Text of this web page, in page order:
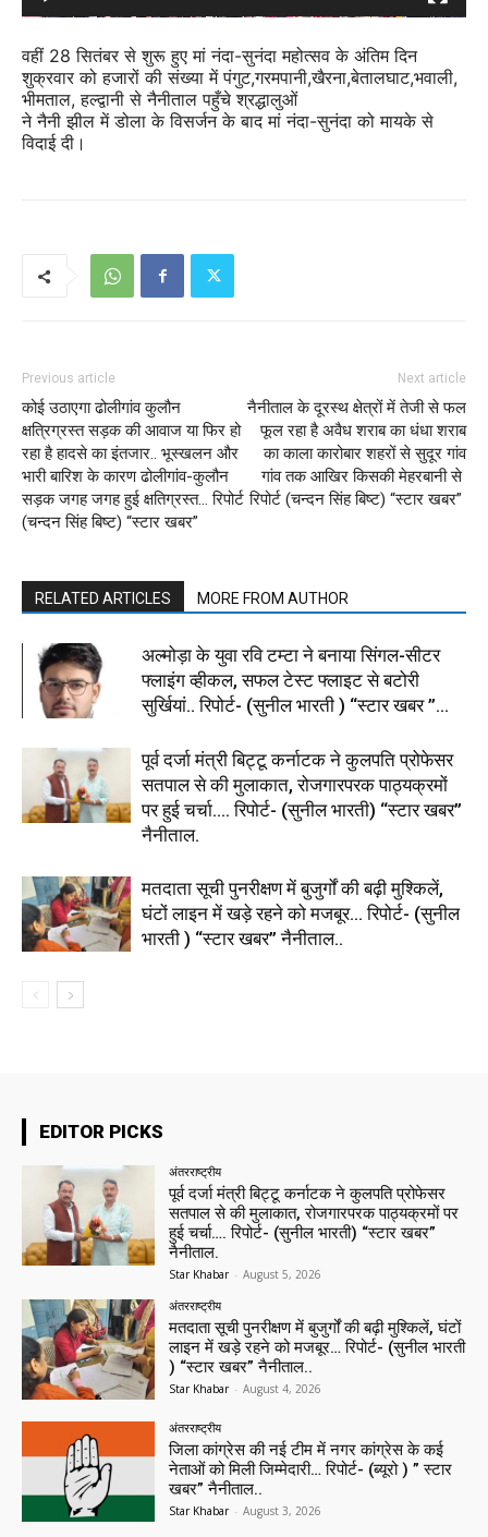
वहीं 28 सितंबर से शुरू हुए मां नंदा-सुनंदा महोत्सव के अंतिम दिन
शुक्रवार को हजारों की संख्या में पंगुट,गरमपानी,खैरना,बेतालघाट,भवाली,
भीमताल, हल्द्वानी से नैनीताल पहुँचे श्रद्धालुओं
ने नैनी झील में डोला के विसर्जन के बाद मां नंदा-सुनंदा को मायके से
विदाई दी।
Previous article
कोई उठाएगा ढोलीगांव कुलौन
क्षत्रिग्रस्त सड़क की आवाज या फिर हो
रहा है हादसे का इंतजार.. भूस्खलन और
भारी बारिश के कारण ढोलीगांव-कुलौन
सड़क जगह जगह हुई क्षतिग्रस्त… रिपोर्ट
(चन्दन सिंह बिष्ट) “स्टार खबर”
Next article
नैनीताल के दूरस्थ क्षेत्रों में तेजी से फल
फूल रहा है अवैध शराब का धंधा शराब
का काला कारोबार शहरों से सुदूर गांव
गांव तक आखिर किसकी मेहरबानी से
रिपोर्ट (चन्दन सिंह बिष्ट) “स्टार खबर”
RELATED ARTICLES MORE FROM AUTHOR
अल्मोड़ा के युवा रवि टम्टा ने बनाया सिंगल-सीटर
फ्लाइंग व्हीकल, सफल टेस्ट फ्लाइट से बटोरी
सुर्खियां.. रिपोर्ट- (सुनील भारती ) “स्टार खबर ”...
पूर्व दर्जा मंत्री बिट्टू कर्नाटक ने कुलपति प्रोफेसर
सतपाल से की मुलाकात, रोजगारपरक पाठ्यक्रमों
पर हुई चर्चा…. रिपोर्ट- (सुनील भारती) “स्टार खबर”
नैनीताल.
मतदाता सूची पुनरीक्षण में बुजुर्गों की बढ़ी मुश्किलें,
घंटों लाइन में खड़े रहने को मजबूर… रिपोर्ट- (सुनील
भारती ) “स्टार खबर” नैनीताल..
EDITOR PICKS
अंतरराष्ट्रीय
पूर्व दर्जा मंत्री बिट्टू कर्नाटक ने कुलपति प्रोफेसर
सतपाल से की मुलाकात, रोजगारपरक पाठ्यक्रमों पर
हुई चर्चा…. रिपोर्ट- (सुनील भारती) “स्टार खबर”
नैनीताल.
Star Khabar - August 5, 2026
अंतरराष्ट्रीय
मतदाता सूची पुनरीक्षण में बुजुर्गों की बढ़ी मुश्किलें, घंटों
लाइन में खड़े रहने को मजबूर… रिपोर्ट- (सुनील भारती
) “स्टार खबर” नैनीताल..
Star Khabar - August 4, 2026
अंतरराष्ट्रीय
जिला कांग्रेस की नई टीम में नगर कांग्रेस के कई
नेताओं को मिली जिम्मेदारी… रिपोर्ट- (ब्यूरो ) ” स्टार
खबर” नैनीताल..
Star Khabar - August 3, 2026